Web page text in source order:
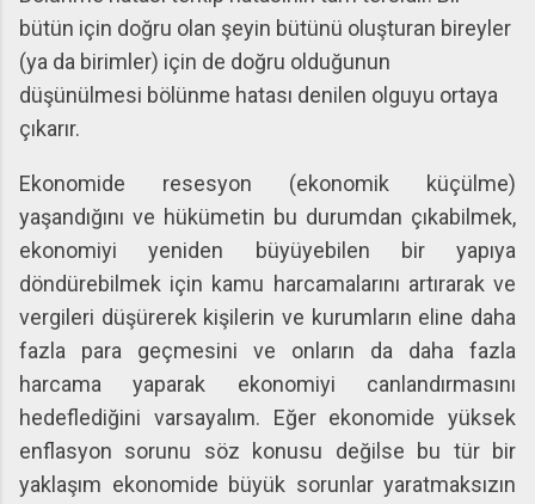
bütün için doğru olan şeyin bütünü oluşturan bireyler
(ya da birimler) için de doğru olduğunun
düşünülmesi bölünme hatası denilen olguyu ortaya
çıkarır.
Ekonomide resesyon (ekonomik küçülme)
yaşandığını ve hükümetin bu durumdan çıkabilmek,
ekonomiyi yeniden büyüyebilen bir yapıya
döndürebilmek için kamu harcamalarını artırarak ve
vergileri düşürerek kişilerin ve kurumların eline daha
fazla para geçmesini ve onların da daha fazla
harcama yaparak ekonomiyi canlandırmasını
hedeflediğini varsayalım. Eğer ekonomide yüksek
enflasyon sorunu söz konusu değilse bu tür bir
yaklaşım ekonomide büyük sorunlar yaratmaksızın